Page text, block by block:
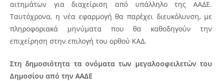
αιτημάτων για διαχείριση από υπάλληλο της ΑΑΔΕ.
Ταυτόχρονα, η νέα εφαρμογή θα παρέχει διευκόλυνση, με
πληροφοριακά μηνύματα που θα καθοδηγούν την
επιχείρηση στην επιλογή του ορθού ΚΑΔ.
Στη δημοσιότητα τα ονόματα των μεγαλοοφειλετών του
Δημοσίου από την ΑΑΔΕ